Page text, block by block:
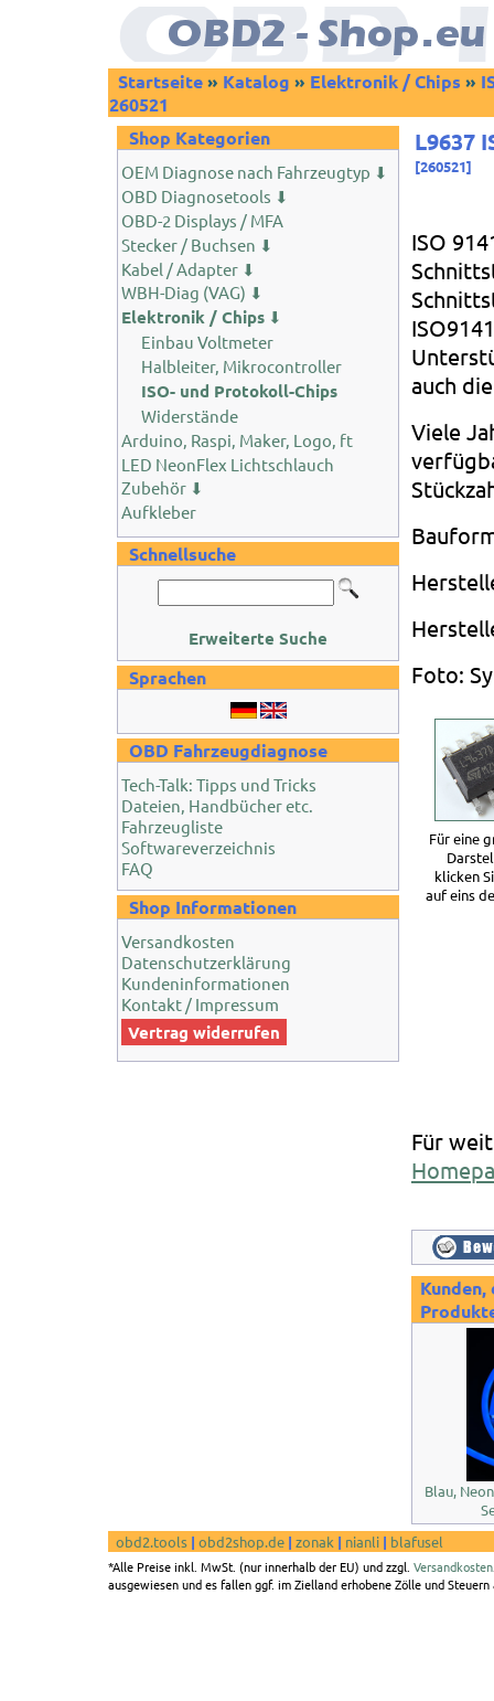
Startseite» Katalog » Elektronik / Chips »
260521
Shop Kategorien
OEM Diagnose nach Fahrzeugtyp ⬇
OBD Diagnosetools ⬇
OBD-2 Displays / MFA
Stecker / Buchsen ⬇
Kabel / Adapter ⬇
WBH-Diag (VAG) ⬇
Elektronik / Chips ⬇
Einbau Voltmeter
Halbleiter, Mikrocontroller
ISO- und Protokoll-Chips
Widerstände
Arduino, Raspi, Maker, Logo, ft
LED NeonFlex Lichtschlauch
Zubehör ⬇
Aufkleber
Schnellsuche
Erweiterte Suche
Sprachen
OBD Fahrzeugdiagnose
Tech-Talk: Tipps und Tricks
Dateien, Handbücher etc.
Fahrzeugliste
Softwareverzeichnis
FAQ
Shop Informationen
Versandkosten
Datenschutzerklärung
Kundeninformationen
Kontakt / Impressum
Vertrag widerrufen
L9637
[260521]
ISO
auch
Viele
Foto:
Für eine
klicken
auf eins
Für
Blau,
obd2.tools | obd2shop.de | zonak | nianli | blafusel
*Alle Preise inkl. MwSt. (nur innerhalb der EU) und zzgl. Versandkosten
ausgewiesen und es fallen ggf. im Zielland erhobene Zölle und